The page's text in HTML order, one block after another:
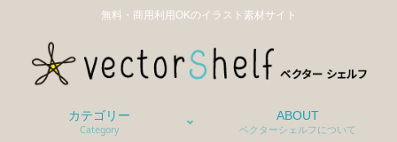
無料・商用利用OKのイラスト素材サイト
カテゴリー
Category
ABOUT
ベクターシェルフについて